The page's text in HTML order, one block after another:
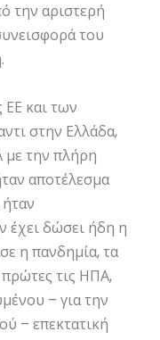
την αριστερή
του
και των
στην Ελλάδα,
με την πλήρη
αποτέλεσμα
έχει δώσει ήδη η
η πανδημία, τα
πρώτες τις ΗΠΑ,
– για την
– επεκτατική